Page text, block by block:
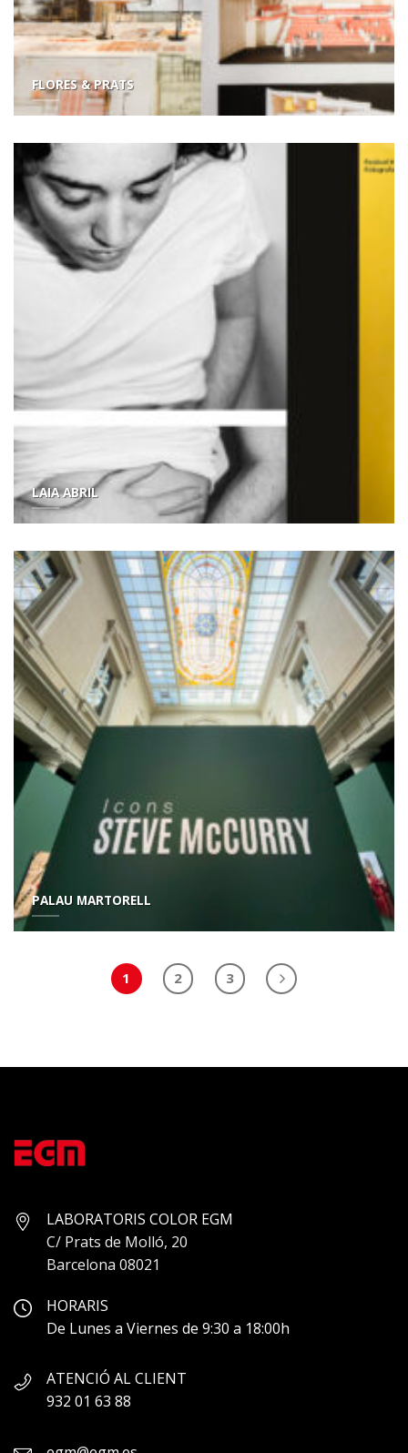
FLORES & PRATS
LAIA ABRIL
PALAU MARTORELL
1 2 3
LABORATORIS COLOR EGM
C/ Prats de Molló, 20
Barcelona 08021
HORARIS
De Lunes a Viernes de 9:30 a 18:00h
ATENCIÓ AL CLIENT
932 01 63 88